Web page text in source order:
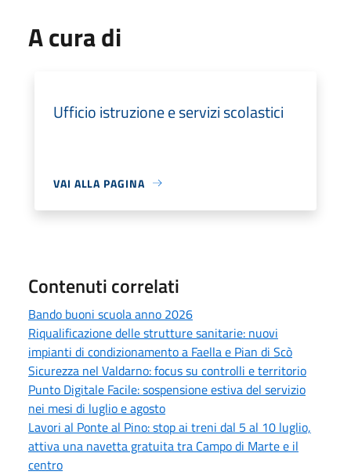
A cura di
Ufficio istruzione e servizi scolastici
VAI ALLA PAGINA
Contenuti correlati
Bando buoni scuola anno 2026
Riqualificazione delle strutture sanitarie: nuovi
impianti di condizionamento a Faella e Pian di Scò
Sicurezza nel Valdarno: focus su controlli e territorio
Punto Digitale Facile: sospensione estiva del servizio
nei mesi di luglio e agosto
Lavori al Ponte al Pino: stop ai treni dal 5 al 10 luglio,
attiva una navetta gratuita tra Campo di Marte e il
centro